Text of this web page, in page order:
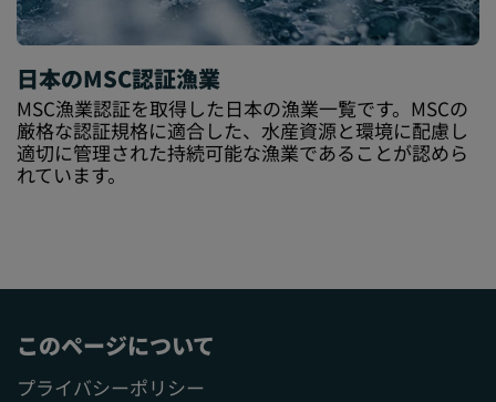
日本のMSC認証漁業
MSC漁業認証を取得した日本の漁業一覧です。MSCの
厳格な認証規格に適合した、水産資源と環境に配慮し
適切に管理された持続可能な漁業であることが認めら
れています。
このページについて
プライバシーポリシー